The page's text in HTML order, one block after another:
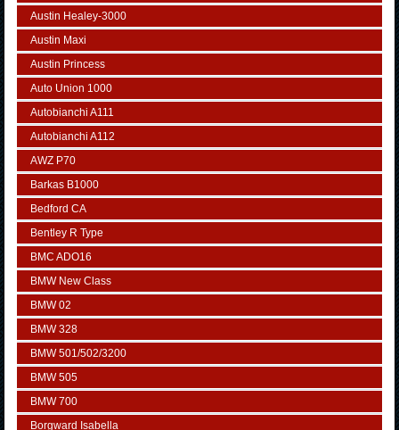
Austin Healey-3000
Austin Maxi
Austin Princess
Auto Union 1000
Autobianchi A111
Autobianchi A112
AWZ P70
Barkas B1000
Bedford CA
Bentley R Type
BMC ADO16
BMW New Class
BMW 02
BMW 328
BMW 501/502/3200
BMW 505
BMW 700
Borgward Isabella